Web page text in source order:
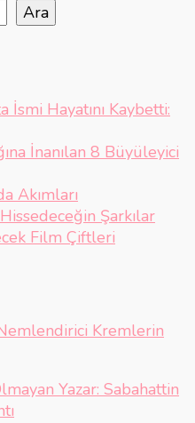
Ara
Hayatını Kaybetti:
İnanılan 8 Büyüleyici
Akımları
Şarkılar
Film Çiftleri
Kremlerin
Yazar: Sabahattin